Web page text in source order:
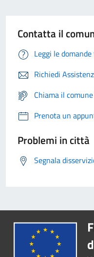
Contatta il
Leggi le
Richiedi
Chiama il
Prenota un
Problemi in città
Segnala